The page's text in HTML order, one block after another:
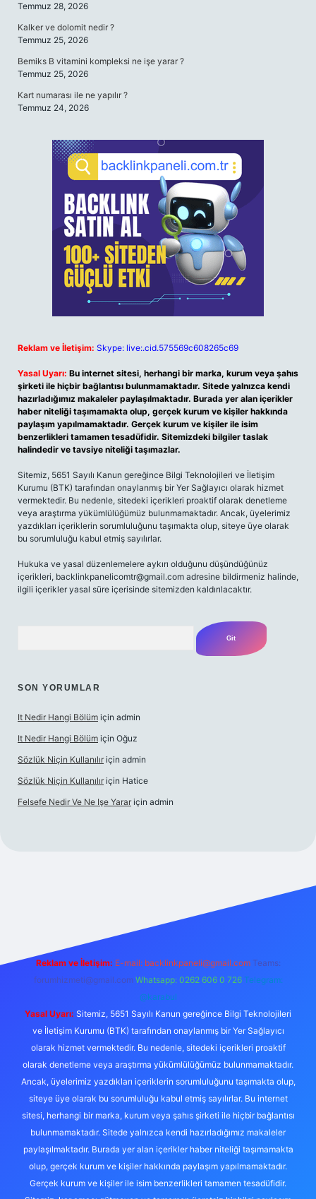
Temmuz 28, 2026
Kalker ve dolomit nedir ?
Temmuz 25, 2026
Bemiks B vitamini kompleksi ne işe yarar ?
Temmuz 25, 2026
Kart numarası ile ne yapılır ?
Temmuz 24, 2026
Reklam ve İletişim: Skype: live:.cid.575569c608265c69
Yasal Uyarı: Bu internet sitesi, herhangi bir marka, kurum veya şahıs
şirketi ile hiçbir bağlantısı bulunmamaktadır. Sitede yalnızca kendi
hazırladığımız makaleler paylaşılmaktadır. Burada yer alan içerikler
haber niteliği taşımamakta olup, gerçek kurum ve kişiler hakkında
paylaşım yapılmamaktadır. Gerçek kurum ve kişiler ile isim
benzerlikleri tamamen tesadüfidir. Sitemizdeki bilgiler taslak
halindedir ve tavsiye niteliği taşımazlar.
Sitemiz, 5651 Sayılı Kanun gereğince Bilgi Teknolojileri ve İletişim
Kurumu (BTK) tarafından onaylanmış bir Yer Sağlayıcı olarak hizmet
vermektedir. Bu nedenle, sitedeki içerikleri proaktif olarak denetleme
veya araştırma yükümlülüğümüz bulunmamaktadır. Ancak, üyelerimiz
yazdıkları içeriklerin sorumluluğunu taşımakta olup, siteye üye olarak
bu sorumluluğu kabul etmiş sayılırlar.
Hukuka ve yasal düzenlemelere aykırı olduğunu düşündüğünüz
içerikleri, backlinkpanelicomtr@gmail.com adresine bildirmeniz halinde,
ilgili içerikler yasal süre içerisinde sitemizden kaldırılacaktır.
SON YORUMLAR
It Nedir Hangi Bölüm için admin
It Nedir Hangi Bölüm için Oğuz
Sözlük Niçin Kullanılır için admin
Sözlük Niçin Kullanılır için Hatice
Felsefe Nedir Ve Ne Işe Yarar için admin
Reklam ve İletişim: E-mail: backlinkpaneli@gmail.com Teams:
forumhizmeti@gmail.com Whatsapp: 0262 606 0 726 Telegram:
@karabul
Yasal Uyarı: Sitemiz, 5651 Sayılı Kanun gereğince Bilgi Teknolojileri
ve İletişim Kurumu (BTK) tarafından onaylanmış bir Yer Sağlayıcı
olarak hizmet vermektedir. Bu nedenle, sitedeki içerikleri proaktif
olarak denetleme veya araştırma yükümlülüğümüz bulunmamaktadır.
Ancak, üyelerimiz yazdıkları içeriklerin sorumluluğunu taşımakta olup,
siteye üye olarak bu sorumluluğu kabul etmiş sayılırlar. Bu internet
sitesi, herhangi bir marka, kurum veya şahıs şirketi ile hiçbir bağlantısı
bulunmamaktadır. Sitede yalnızca kendi hazırladığımız makaleler
paylaşılmaktadır. Burada yer alan içerikler haber niteliği taşımamakta
olup, gerçek kurum ve kişiler hakkında paylaşım yapılmamaktadır.
Gerçek kurum ve kişiler ile isim benzerlikleri tamamen tesadüfidir.